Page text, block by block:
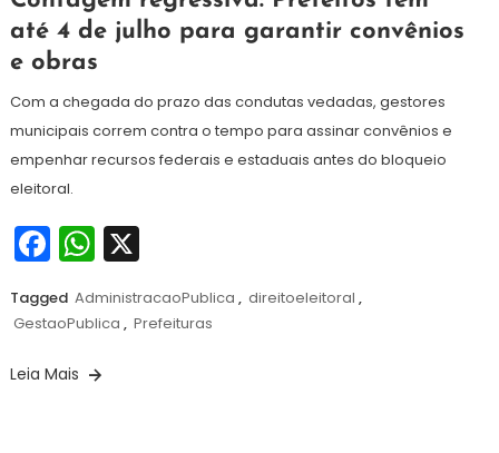
junho
de
até 4 de julho para garantir convênios
e obras
Com a chegada do prazo das condutas vedadas, gestores
municipais correm contra o tempo para assinar convênios e
empenhar recursos federais e estaduais antes do bloqueio
eleitoral.
Facebook
WhatsApp
X
Tagged AdministracaoPublica , direitoeleitoral ,
GestaoPublica , Prefeituras
Leia Mais